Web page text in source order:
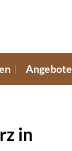
Angebote
in